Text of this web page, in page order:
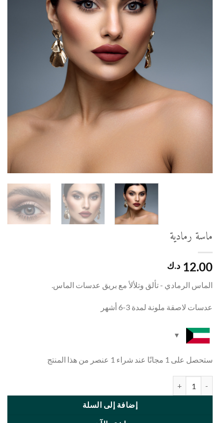
ماسة رمادية
12.00 د.ك
الماس الرمادي - تألق وتلألأ مع بريق عدسات الماس.
عدسات لاصقة ملونة لمدة 3-6 أشهر
ستحصل على 1 مجانًا عند شراء 1 عنصر من هذا المنتج
إضافة إلى السلة